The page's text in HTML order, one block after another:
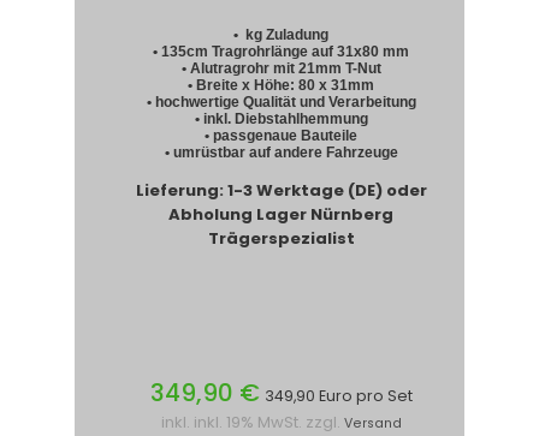
• kg Zuladung
• 135cm Tragrohrlänge auf 31x80 mm
• Alutragrohr mit 21mm T-Nut
• Breite x Höhe: 80 x 31mm
• hochwertige Qualität und Verarbeitung
• inkl. Diebstahlhemmung
• passgenaue Bauteile
• umrüstbar auf andere Fahrzeuge
Lieferung: 1-3 Werktage (DE) oder
Abholung Lager Nürnberg
Trägerspezialist
349,90 € 349,90 Euro pro Set
inkl. inkl. 19% MwSt. zzgl. Versand